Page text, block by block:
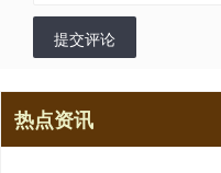
提交评论
热点资讯